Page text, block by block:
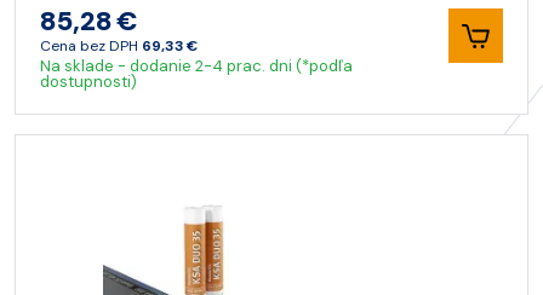
85,28 €
Cena bez DPH 69,33 €
Na sklade - dodanie 2-4 prac. dni (*podľa
dostupnosti)